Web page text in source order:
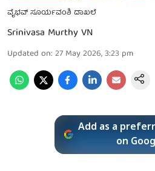
ವೈಭವ್ ಸೂರ್ಯವಂಶಿ ದಾಖಲೆ
Srinivasa Murthy VN
Updated on: 27 May 2026, 3:23 pm
Add as a
on